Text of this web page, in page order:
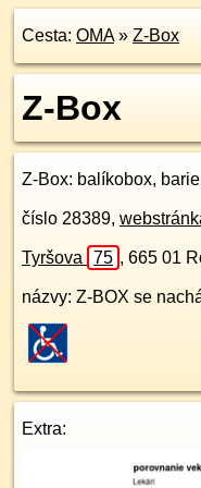
Cesta: OMA» Z-Box
Z-Box
Z-Box: balíkobox,
číslo 28389,
Tyršova 75 , 665 01
názvy: Z-BOX se
Extra: